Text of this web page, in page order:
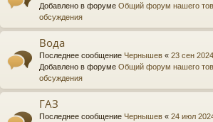
Добавлено в форуме Общий форум нашего
обсуждения
Вода
Последнее сообщение Чернышев « 23 сен
Добавлено в форуме Общий форум нашего
обсуждения
ГАЗ
Последнее сообщение Чернышев « 24 июл